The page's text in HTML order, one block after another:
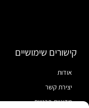
קישורים שימושיים
אודות
יצירת קשר
מדיניות פרטיות